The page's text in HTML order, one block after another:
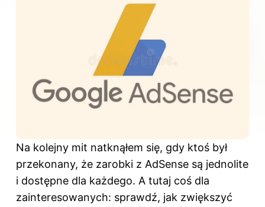
Na kolejny mit natknąłem się, gdy ktoś był
przekonany, że zarobki z AdSense są jednolite
i dostępne dla każdego. A tutaj coś dla
zainteresowanych: sprawdź, jak zwiększyć